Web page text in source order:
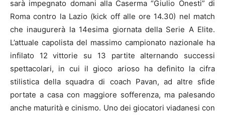
sarà impegnato domani alla Caserma “Giulio Onesti” di
Roma contro la Lazio (kick off alle ore 14.30) nel match
che inaugurerà la 14esima giornata della Serie A Elite.
L’attuale capolista del massimo campionato nazionale ha
infilato 12 vittorie su 13 partite alternando successi
spettacolari, in cui il gioco arioso ha definito la cifra
stilistica della squadra di coach Pavan, ad altre sfide
portate a casa con maggiore sofferenza, ma palesando
anche maturità e cinismo. Uno dei giocatori viadanesi con